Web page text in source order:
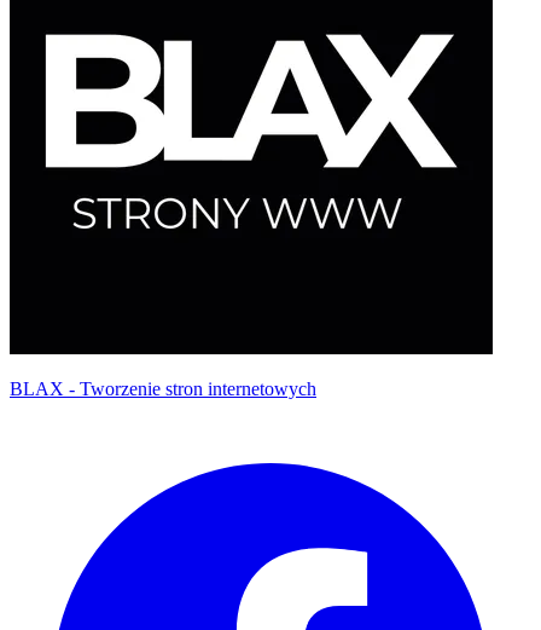
BLAX - Tworzenie stron internetowych